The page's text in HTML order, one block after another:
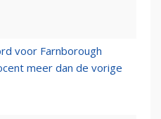
voor Farnborough
meer dan de vorige